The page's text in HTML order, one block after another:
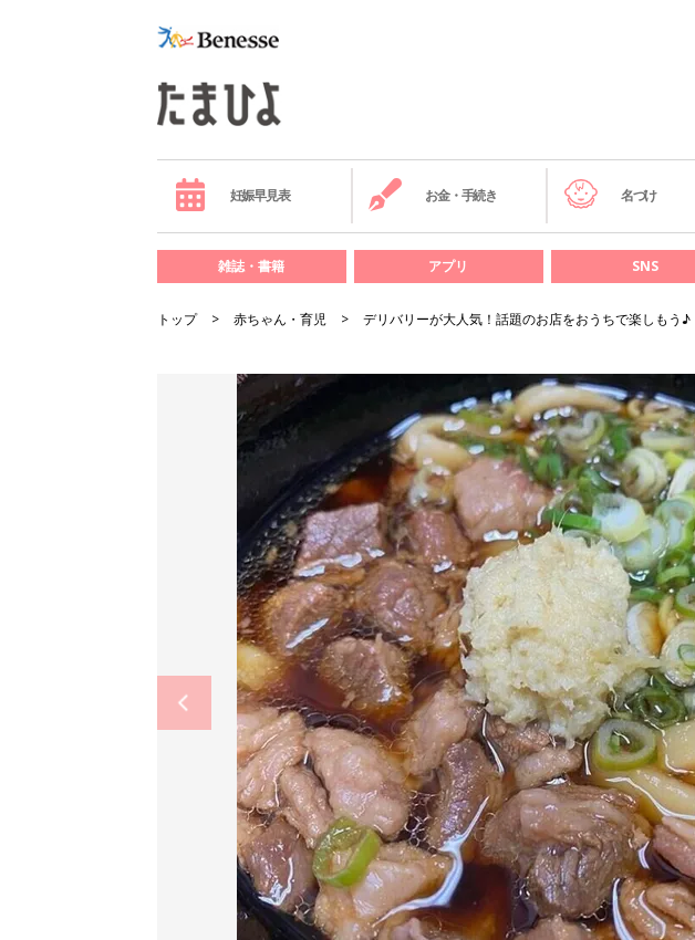
妊娠早見表 お金・手続き 名づけ
雑誌・書籍 アプリ SNS
トップ 赤ちゃん・育児 デリバリーが大人気！話題のお店をおうちで楽しもう♪